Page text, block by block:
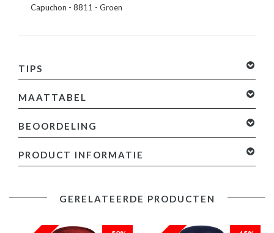
Capuchon - 8811 - Groen
TIPS
MAATTABEL
BEOORDELING
toevoegen
PRODUCT INFORMATIE
GERELATEERDE PRODUCTEN